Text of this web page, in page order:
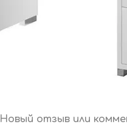
Новый отзыв или